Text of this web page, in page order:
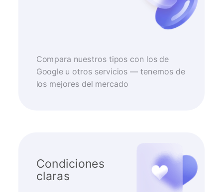
Compara nuestros tipos con los de
Google u otros servicios — tenemos de
los mejores del mercado
Condiciones
claras